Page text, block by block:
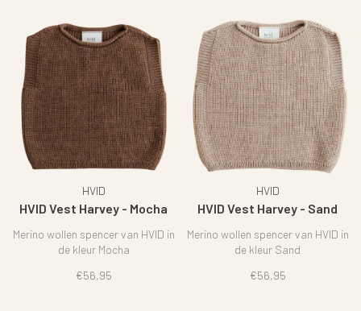
HVID
HVID Vest Harvey - Mocha
Merino wollen spencer van HVID in
de kleur Mocha
€56,95
HVID
HVID Vest Harvey - Sand
Merino wollen spencer van HVID in
de kleur Sand
€56,95